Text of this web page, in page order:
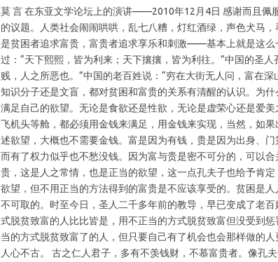
莫 言 在东亚文学论坛上的演讲——2010年12月4日 感谢而且佩
的议题。人类社会闹闹哄哄，乱七八糟，灯红酒绿，声色犬马
是贫困者追求富贵，富贵者追求享乐和刺激——基本上就是这么
过：“天下熙熙，皆为利来；天下攘攘，皆为利往。”中国的圣
贱，人之所恶也。”中国的老百姓说：“穷在大街无人问，富在
知识分子还是文盲，都对贫困和富贵的关系有清醒的认识。为
满足自己的欲望。无论是食欲还是性欲，无论是虚荣心还是爱
飞机头等舱，都必须用金钱来满足，用金钱来实现，当然，如
述欲望，大概也不需要金钱。富是因为有钱，贵是因为出身、
而有了权力似乎也不愁没钱。因为富与贵是密不可分的，可以
贵，这是人之常情，也是正当的欲望，这一点孔夫子也给予肯
欲望，但不用正当的方法得到的富贵是不应该享受的。贫困是
不可取的。时至今日，圣人二千多年前的教导，早已变成了老
式脱贫致富的人比比皆是，用不正当的方式脱贫致富但没受到
当的方式脱贫致富了的人，但只要自己有了机会也会那样做的
人心不古。 古之仁人君子，多有不羡钱财，不慕富贵者。像孔